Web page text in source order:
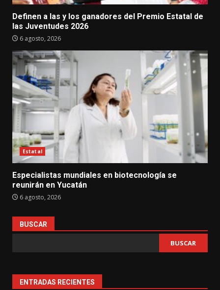
Definen a las y los ganadores del Premio Estatal de
las Juventudes 2026
6 agosto, 2026
Estatal
Especialistas mundiales en biotecnología se
reunirán en Yucatán
6 agosto, 2026
BUSCAR
BUSCAR
ENTRADAS RECIENTES